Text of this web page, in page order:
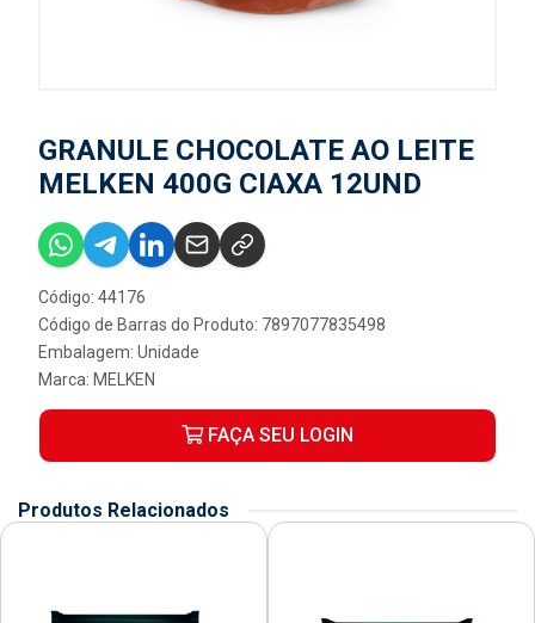
GRANULE CHOCOLATE AO LEITE
MELKEN 400G CIAXA 12UND
Código: 44176
Código de Barras do Produto: 7897077835498
Embalagem: Unidade
Marca: MELKEN
FAÇA SEU LOGIN
Produtos Relacionados